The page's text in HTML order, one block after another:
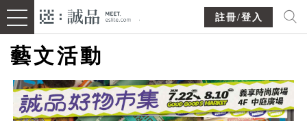
註冊/登入
藝文活動